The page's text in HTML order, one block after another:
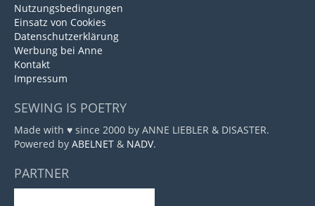
Nutzungsbedingungen
Einsatz von Cookies
Datenschutzerklärung
Werbung bei Anne
Kontakt
Impressum
SEWING IS POETRY
Made with ♥ since 2000 by ANNE LIEBLER & DISASTER.
Powered by ABELNET & NADV.
PARTNER